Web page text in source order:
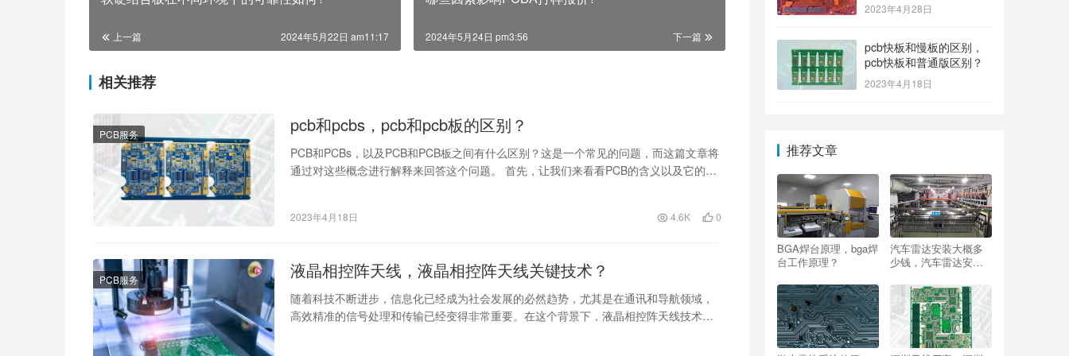
上一篇 2024年5月22日 am11:17 下一篇
2024年5月24日 pm3:56
相关推荐
PCB服务 pcb和pcbs，pcb和pcb板的区别？
PCB和PCBs，以及PCB和PCB板之间有什么区别？这是一个常见的问题，而这篇文章将
通过对这些概念进行解释来回答这个问题。 首先，让我们来看看PCB的含义以及它的作
2023年4月18日 4.6K 0
PCB服务 液晶相控阵天线，液晶相控阵天线关键技术？
随着科技不断进步，信息化已经成为社会发展的必然趋势，尤其是在通讯和导航领域，
高效精准的信号处理和传输已经变得非常重要。在这个背景下，液晶相控阵天线技术应
2023年4月28日
pcb快板和慢板的区别，
pcb快板和普通版区别？
2023年4月18日
推荐文章
BGA焊台原理，bga焊
台工作原理？
汽车雷达安装大概多
少钱，汽车雷达安装